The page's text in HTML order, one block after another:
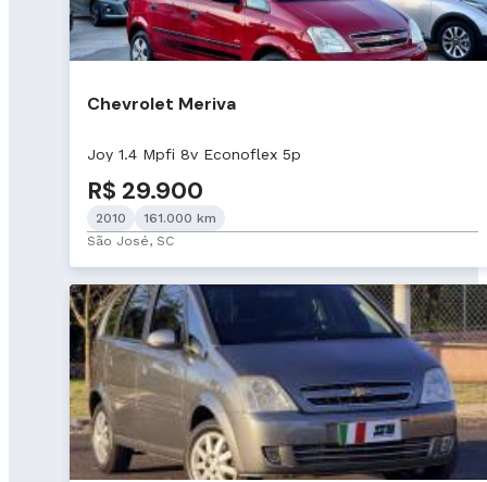
Chevrolet Meriva
Joy 1.4 Mpfi 8v Econoflex 5p
R$ 29.900
2010
161.000 km
São José, SC